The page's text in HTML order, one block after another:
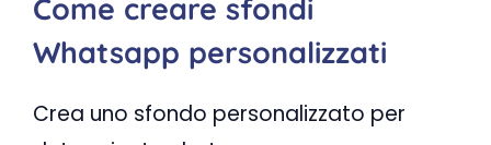
Come creare sfondi
Whatsapp personalizzati
Crea uno sfondo personalizzato per